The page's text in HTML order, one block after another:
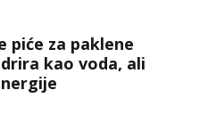
piće za paklene
kao voda, ali